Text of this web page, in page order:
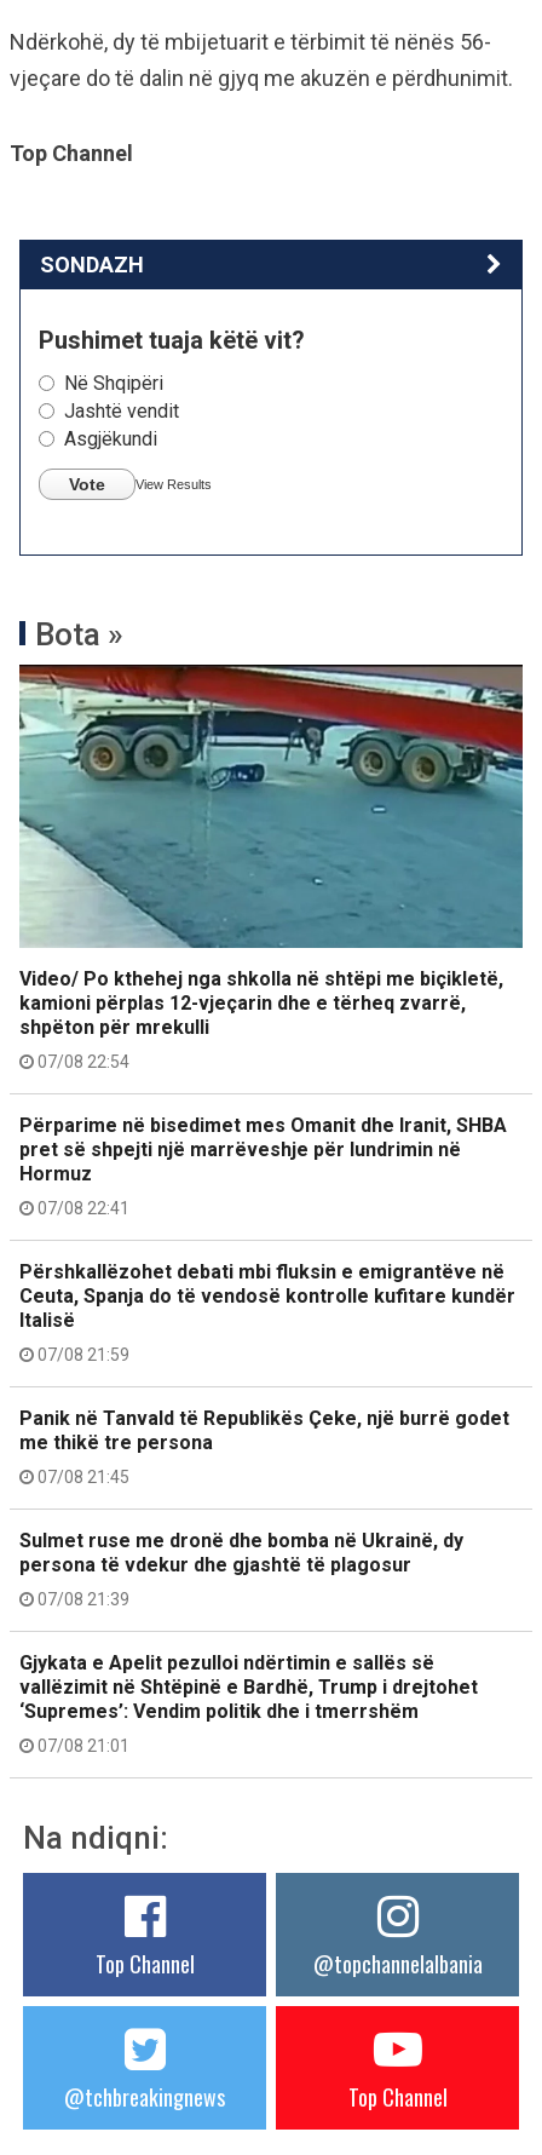
Ndërkohë, dy të mbijetuarit e tërbimit të nënës 56-
vjeçare do të dalin në gjyq me akuzën e përdhunimit.
Top Channel
SONDAZH
Pushimet tuaja këtë vit?
Në Shqipëri
Jashtë vendit
Asgjëkundi
Vote View Results
Bota »
Video/ Po kthehej nga shkolla në shtëpi me biçikletë,
kamioni përplas 12-vjeçarin dhe e tërheq zvarrë,
shpëton për mrekulli
07/08 22:54
Përparime në bisedimet mes Omanit dhe Iranit, SHBA
pret së shpejti një marrëveshje për lundrimin në
Hormuz
07/08 22:41
Përshkallëzohet debati mbi fluksin e emigrantëve në
Ceuta, Spanja do të vendosë kontrolle kufitare kundër
Italisë
07/08 21:59
Panik në Tanvald të Republikës Çeke, një burrë godet
me thikë tre persona
07/08 21:45
Sulmet ruse me dronë dhe bomba në Ukrainë, dy
persona të vdekur dhe gjashtë të plagosur
07/08 21:39
Gjykata e Apelit pezulloi ndërtimin e sallës së
vallëzimit në Shtëpinë e Bardhë, Trump i drejtohet
‘Supremes’: Vendim politik dhe i tmerrshëm
07/08 21:01
Na ndiqni:
Top Channel @topchannelalbania
@tchbreakingnews Top Channel